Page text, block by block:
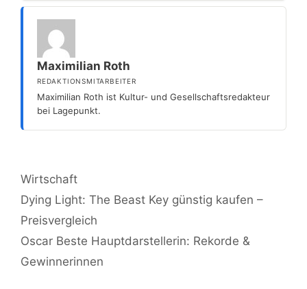
Maximilian Roth
REDAKTIONSMITARBEITER
Maximilian Roth ist Kultur- und Gesellschaftsredakteur
bei Lagepunkt.
Kategorien
Wirtschaft
Dying Light: The Beast Key günstig kaufen –
Preisvergleich
Oscar Beste Hauptdarstellerin: Rekorde &
Gewinnerinnen